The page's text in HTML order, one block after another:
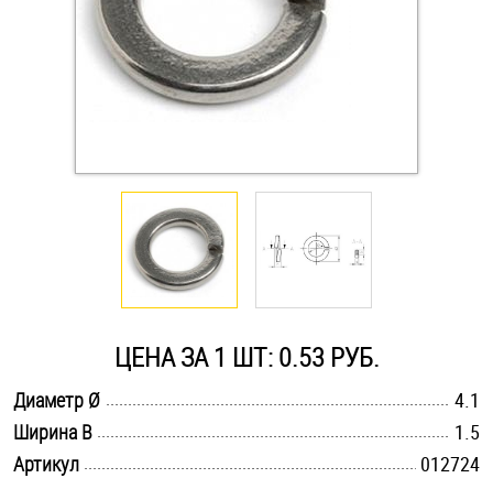
Инструмент
Крюки, кольца с метрической резьбой
Крюки, кольца с шурупной резьбой
Оснастка и аксессуары для яхт
Саморезы и шурупы
Стопорные кольца
ЦЕНА ЗА 1 ШТ: 0.53 РУБ.
Диаметр Ø
4.1
Ширина B
1.5
Артикул
012724